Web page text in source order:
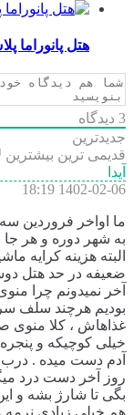
هتل پانوراما
3 دیدگاه
جدیدترین
قدیمی ترین بیشترین
آیدا
1402-02-06 18:19
ما اواخر فروردین
به شهر دوره و هر جا
البته هزینه کرایه
ضعیفه در حد هتل
آخر نمیدونم چرا
بودیم هرچند سلف
غذاهاش ، کلا منوی
خیلی کوچیکه و
آدم دست میده . درب
روز آخر دست درد
بگی تا شارژ بشه و